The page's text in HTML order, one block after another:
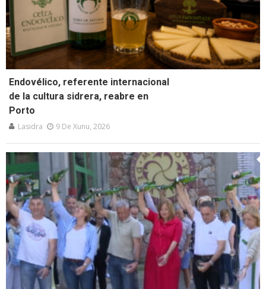
Endovélico, referente internacional
de la cultura sidrera, reabre en
Porto
Lasidra 9 De Xunu, 2026